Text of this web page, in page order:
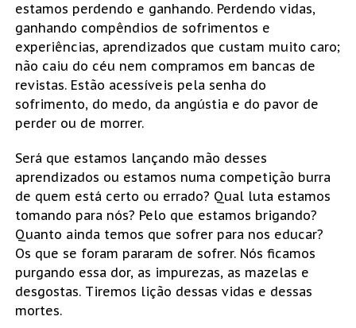
estamos perdendo e ganhando. Perdendo vidas,
ganhando compêndios de sofrimentos e
experiências, aprendizados que custam muito caro;
não caiu do céu nem compramos em bancas de
revistas. Estão acessíveis pela senha do
sofrimento, do medo, da angústia e do pavor de
perder ou de morrer.
Será que estamos lançando mão desses
aprendizados ou estamos numa competição burra
de quem está certo ou errado? Qual luta estamos
tomando para nós? Pelo que estamos brigando?
Quanto ainda temos que sofrer para nos educar?
Os que se foram pararam de sofrer. Nós ficamos
purgando essa dor, as impurezas, as mazelas e
desgostas. Tiremos lição dessas vidas e dessas
mortes.